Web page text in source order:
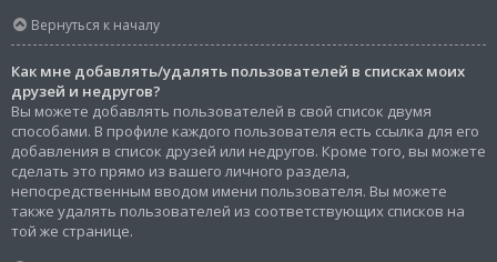
Вернуться к началу
Как мне добавлять/удалять пользователей в списках моих
друзей и недругов?
Вы можете добавлять пользователей в свой список двумя
способами. В профиле каждого пользователя есть ссылка для его
добавления в список друзей или недругов. Кроме того, вы можете
сделать это прямо из вашего личного раздела,
непосредственным вводом имени пользователя. Вы можете
также удалять пользователей из соответствующих списков на
той же странице.